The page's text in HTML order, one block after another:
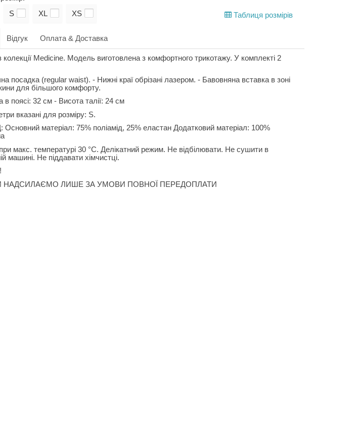
S XL XS Таблиця розмірів
Відгук Оплата & Доставка
колекції Medicine. Модель виготовлена з комфортного трикотажу. У комплекті 2
посадка (regular waist). - Нижні краї обрізані лазером. - Бавовняна вставка в зоні
для більшого комфорту.
в поясі: 32 см - Висота талії: 24 см
вказані для розміру: S.
матеріал: 75% поліамід, 25% еластан Додатковий матеріал: 100%
макс. температурі 30 °C. Делікатний режим. Не відбілювати. Не сушити в
машині. Не піддавати хімчистці.
НАДСИЛАЄМО ЛИШЕ ЗА УМОВИ ПОВНОЇ ПЕРЕДОПЛАТИ